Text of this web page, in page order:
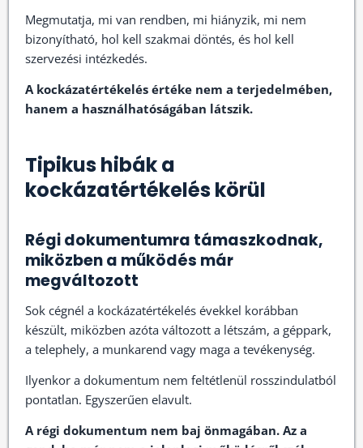
Megmutatja, mi van rendben, mi hiányzik, mi nem
bizonyítható, hol kell szakmai döntés, és hol kell
szervezési intézkedés.
A kockázatértékelés értéke nem a terjedelmében,
hanem a használhatóságában látszik.
Tipikus hibák a
kockázatértékelés körül
Régi dokumentumra támaszkodnak,
miközben a működés már
megváltozott
Sok cégnél a kockázatértékelés évekkel korábban
készült, miközben azóta változott a létszám, a géppark,
a telephely, a munkarend vagy maga a tevékenység.
Ilyenkor a dokumentum nem feltétlenül rosszindulatból
pontatlan. Egyszerűen elavult.
A régi dokumentum nem baj önmagában. Az a